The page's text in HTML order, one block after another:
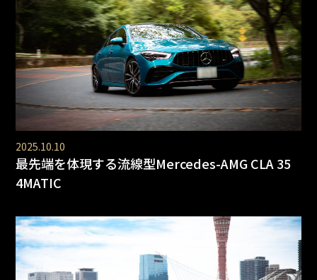
2025.10.10
最先端を体現する流線型Mercedes-AMG CLA 35
4MATIC